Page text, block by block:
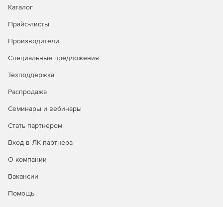
фоновом режиме.
Ускорение считывания и записи информации для
8 методов дефрагментации диска в целях
станций и серверов.
Планирование и составление графиков
автоматической дефрагментации.
Мониторинг и контроль текущего состояния с
Обновленный интерфейс.
Поддержка дисков Windows всех размеров и
Каталог
Прайс-листы
Производители
Специальные предложения
Техподдержка
Распродажа
Семинары и вебинары
Стать партнером
Вход в ЛК партнера
О компании
Вакансии
Помощь